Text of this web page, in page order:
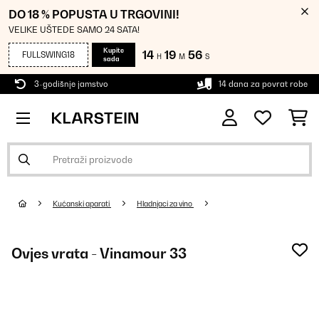
DO 18 % POPUSTA U TRGOVINI!
VELIKE UŠTEDE SAMO 24 SATA!
FULLSWING18
Kupite
sada
14 H 19 M 55 S
3-godišnje jamstvo 14 dana za povrat robe
Kućanski aparati Hladnjaci za vino
Ovjes vrata - Vinamour 33